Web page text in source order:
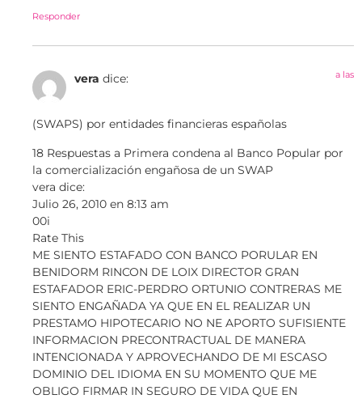
Responder
vera dice: a las
(SWAPS) por entidades financieras españolas
18 Respuestas a Primera condena al Banco Popular por
la comercialización engañosa de un SWAP
vera dice:
Julio 26, 2010 en 8:13 am
00i
Rate This
ME SIENTO ESTAFADO CON BANCO PORULAR EN
BENIDORM RINCON DE LOIX DIRECTOR GRAN
ESTAFADOR ERIC-PERDRO ORTUNIO CONTRERAS ME
SIENTO ENGAÑADA YA QUE EN EL REALIZAR UN
PRESTAMO HIPOTECARIO NO NE APORTO SUFISIENTE
INFORMACION PRECONTRACTUAL DE MANERA
INTENCIONADA Y APROVECHANDO DE MI ESCASO
DOMINIO DEL IDIOMA EN SU MOMENTO QUE ME
OBLIGO FIRMAR IN SEGURO DE VIDA QUE EN